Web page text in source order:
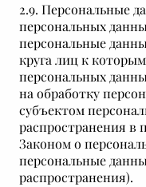
2.9. Персональные
персональных
персональные
круга лиц к
персональных
на обработку
субъектом
распространения в
Законом о
персональные
распространения).